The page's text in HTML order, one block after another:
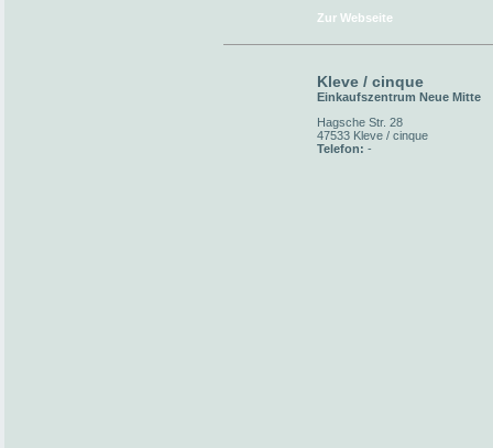
Zur Webseite
Kleve / cinque
Einkaufszentrum Neue Mitte
Hagsche Str. 28
47533 Kleve / cinque
Telefon: -